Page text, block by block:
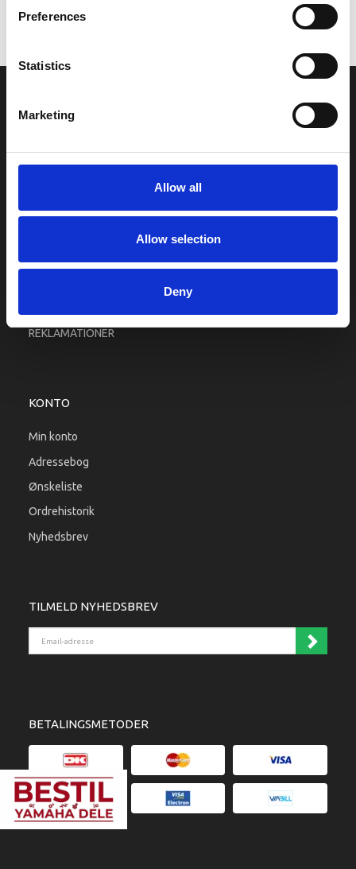
Preferences
Statistics
Marketing
Allow all
Allow selection
Deny
Vi oplever i øjeblikket store og hyppige prisændringer i markedet.
Derfor kan der i enkelte tilfælde være produkter, som ikke kan
INFORMATIONER
Fragt og levering
Betingelser & Vilkår
Købsgaranti
REKLAMATIONER
KONTO
Min konto
Adressebog
Ønskeliste
Ordrehistorik
Nyhedsbrev
TILMELD NYHEDSBREV
BETALINGSMETODER